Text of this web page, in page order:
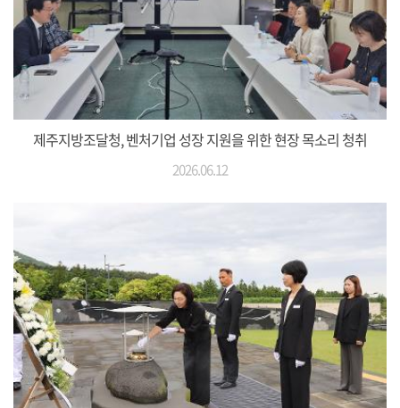
제주지방조달청, 벤처기업 성장 지원을 위한 현장 목소리 청취
2026.06.12